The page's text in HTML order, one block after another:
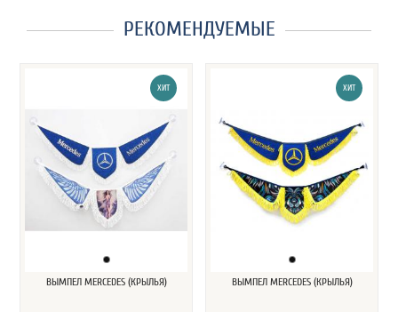
РЕКОМЕНДУЕМЫЕ
ХИТ
ВЫМПЕЛ MERCEDES (КРЫЛЬЯ)
ХИТ
ВЫМПЕЛ MERCEDES (КРЫЛЬЯ)